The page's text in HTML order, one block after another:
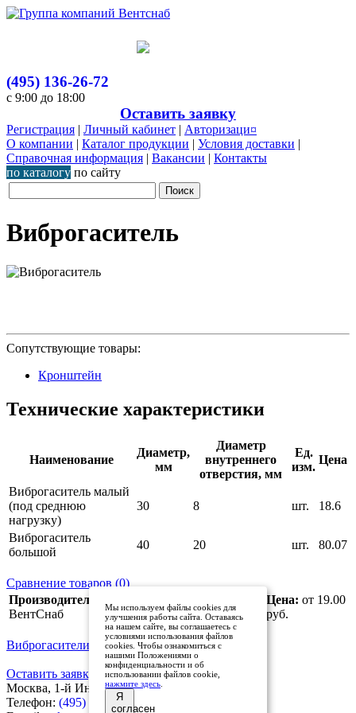
(495) 136-26-72
с 9:00 до 18:00
Оставить заявку
Регистрация | Личный кабинет | Авторизаци¤
О компании | Каталог продукции | Условия доставки |
Справочная информация | Вакансии | Контакты
по каталогу по сайту
Виброгаситель
Сопутствующие товары:
Кронштейн
Технические характеристики
Наименование
Диаметр,
мм
Диаметр
внутреннего
отверстия, мм
Ед.
изм.
Цена
Виброгаситель малый
(под среднюю
нагрузку)
30 8 шт. 18.6
Виброгаситель
большой
40 20 шт. 80.07
Сравнение товаров (0)
Производитель:
ВентСнаб
происхождения:Россия
Цена: от 19.00
руб.
Виброгасители
Оставить заявку
Москва, 1-й Институтский проезд, дом 3
Телефон: (495) 136-26-72
Мы используем файлы cookies для
улучшения работы сайта. Оставаясь
на нашем сайте, вы соглашаетесь с
условиями использования файлов
cookies. Чтобы ознакомиться с
нашими Положениями о
конфиденциальности и об
использовании файлов cookie,
нажмите здесь
Я
согласен